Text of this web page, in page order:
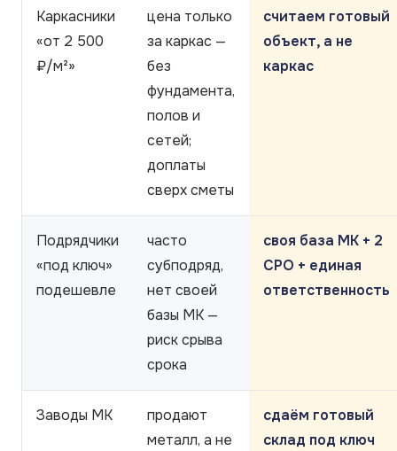
Каркасники
«от 2 500
₽/м²»
цена только
за каркас —
без
фундамента,
полов и
сетей;
доплаты
сверх сметы
считаем готовый
объект, а не
каркас
Подрядчики
«под ключ»
подешевле
часто
субподряд,
нет своей
базы МК —
риск срыва
срока
своя база МК + 2
СРО + единая
ответственность
Заводы МК
продают
металл, а не
сдаём готовый
склад под ключ